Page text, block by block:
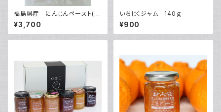
福島県産 にんじんペースト(２
パック）加熱調理用
¥3,700
いちじくジャム 140ｇ
¥900